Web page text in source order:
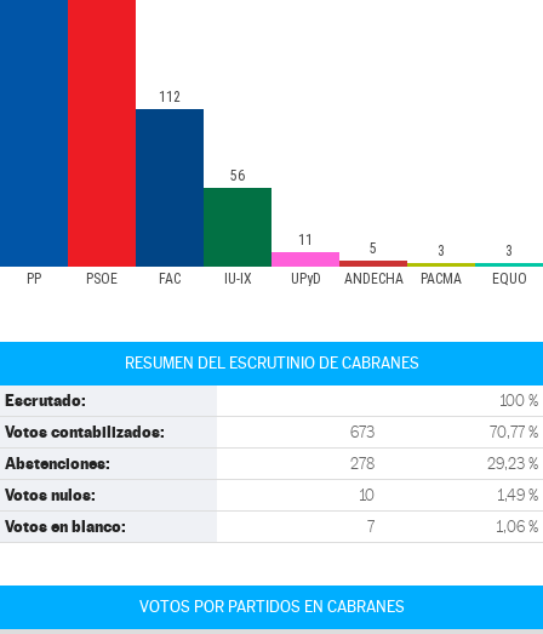
PP PSOE FAC IU-IX UPyD ANDECHA PACMA EQUO
112
56
11 5 3 3
RESUMEN DEL ESCRUTINIO DE CABRANES
Escrutado: 100 %
Votos contabilizados: 673 70,77 %
Abstenciones: 278 29,23 %
Votos nulos: 10 1,49 %
Votos en blanco: 7 1,06 %
VOTOS POR PARTIDOS EN CABRANES